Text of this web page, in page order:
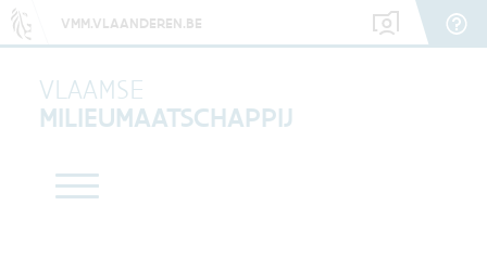
VMM.VLAANDEREN.BE
VLAAMSE
MILIEUMAATSCHAPPIJ